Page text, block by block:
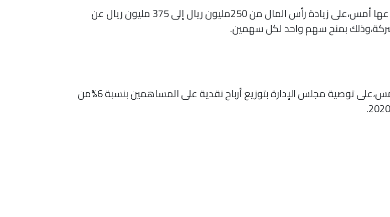
وافقت الجمعية العامة غير العادية للشركة في اجتماعها أمس،على زيادة رأس المال من 250مليون ريال إلى 375 مليون ريال عن
بمنح سهم واحد لكل سهمين.
وافقت الجمعية العامة العادية للشركة المنعقدة أمس،على توصية مجلس الإدارة بتوزيع أرباح نقدية على المساهمين بنسبة 6%من